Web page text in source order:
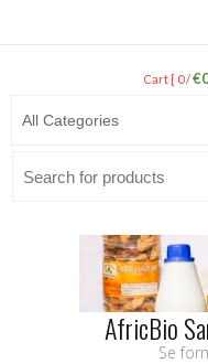
Cart [ 0 /
AfricBio
Se